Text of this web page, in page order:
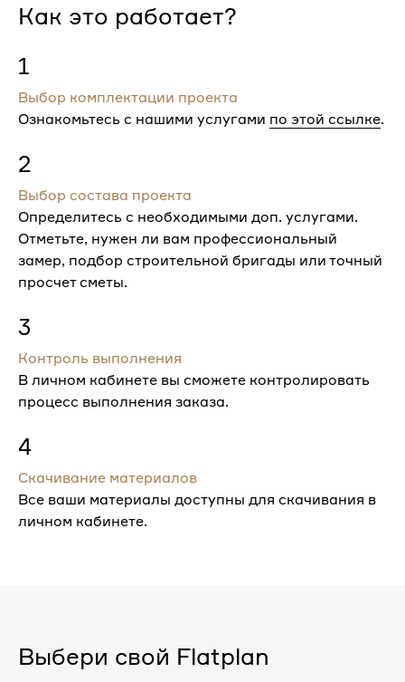
Как это работает?
1
Выбор комплектации проекта
Ознакомьтесь с нашими услугами по этой ссылке.
2
Выбор состава проекта
Определитесь с необходимыми доп. услугами.
Отметьте, нужен ли вам профессиональный
замер, подбор строительной бригады или точный
просчет сметы.
3
Контроль выполнения
В личном кабинете вы сможете контролировать
процесс выполнения заказа.
4
Скачивание материалов
Все ваши материалы доступны для скачивания в
личном кабинете.
Выбери свой Flatplan